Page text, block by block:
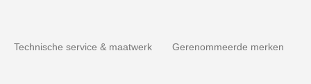
Technische service & maatwerk Gerenommeerde merken